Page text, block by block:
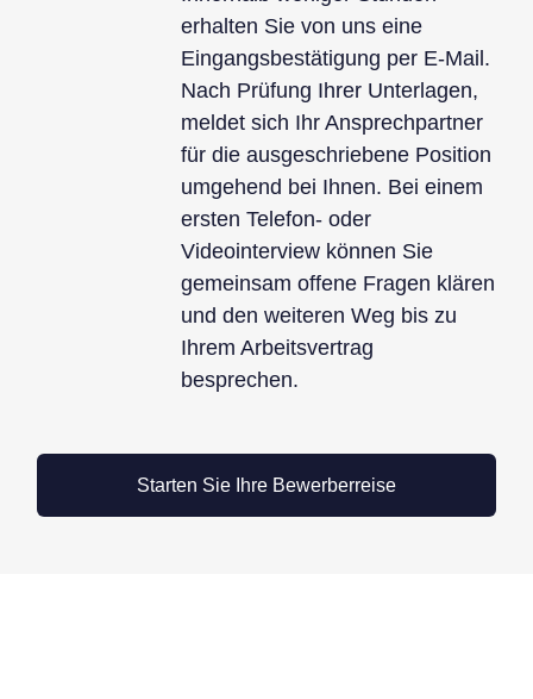
erhalten Sie von uns eine
Eingangsbestätigung per E-Mail.
Nach Prüfung Ihrer Unterlagen,
meldet sich Ihr Ansprechpartner
für die ausgeschriebene Position
umgehend bei Ihnen. Bei einem
ersten Telefon- oder
Videointerview können Sie
gemeinsam offene Fragen klären
und den weiteren Weg bis zu
Ihrem Arbeitsvertrag
besprechen.
Starten Sie Ihre Bewerberreise